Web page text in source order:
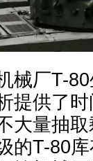
械厂T-
提供了
大量抽
的T-80